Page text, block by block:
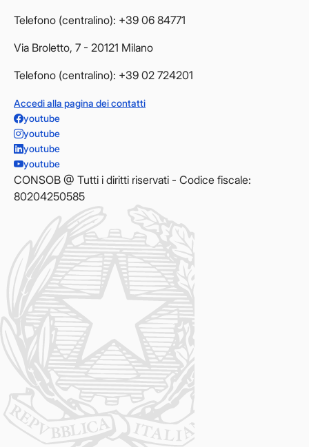
Telefono (centralino): +39 06 84771
Via Broletto, 7 - 20121 Milano
Telefono (centralino): +39 02 724201
Accedi alla pagina dei contatti
youtube
youtube
youtube
youtube
CONSOB @ Tutti i diritti riservati - Codice fiscale:
80204250585